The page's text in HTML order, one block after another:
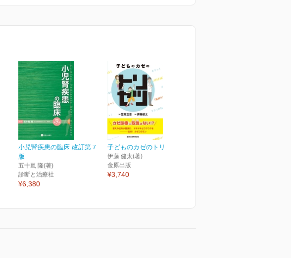
小児腎疾患の臨床 改訂第７
版
五十嵐 隆(著)
診断と治療社
¥6,380
子どものカゼのトリセツ
伊藤 健太(著)
金原出版
¥3,740